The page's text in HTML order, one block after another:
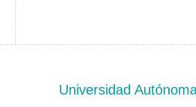
Universidad